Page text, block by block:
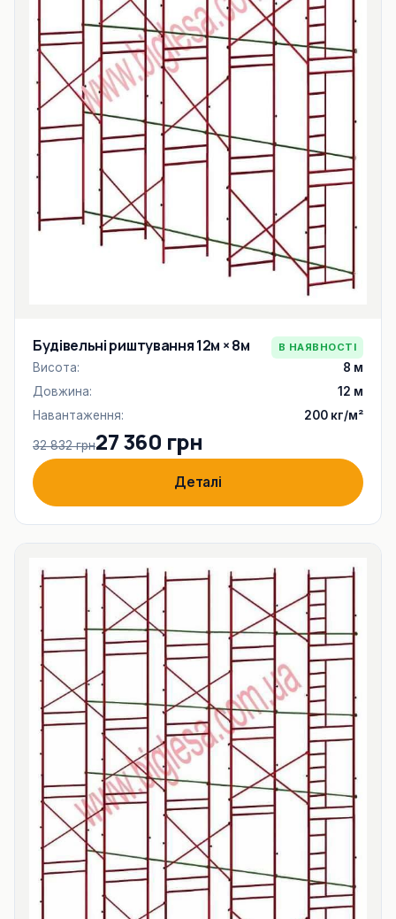
Будівельні риштування 12м × 8м В НАЯВНОСТІ
Висота:
8 м
Довжина:
12 м
Навантаження:
200 кг/м²
32 832 грн27 360 грн
Деталі